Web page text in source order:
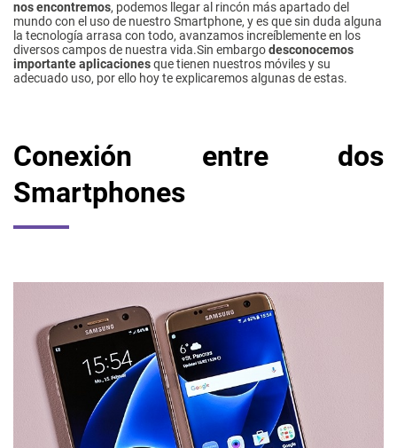
nos encontremos, podemos llegar al rincón más apartado del
mundo con el uso de nuestro Smartphone, y es que sin duda alguna
la tecnología arrasa con todo, avanzamos increíblemente en los
diversos campos de nuestra vida.Sin embargodesconocemos
importante aplicacionesque tienen nuestros móviles y su
adecuado uso, por ello hoy te explicaremos algunas de estas.
Conexión entre dos
Smartphones